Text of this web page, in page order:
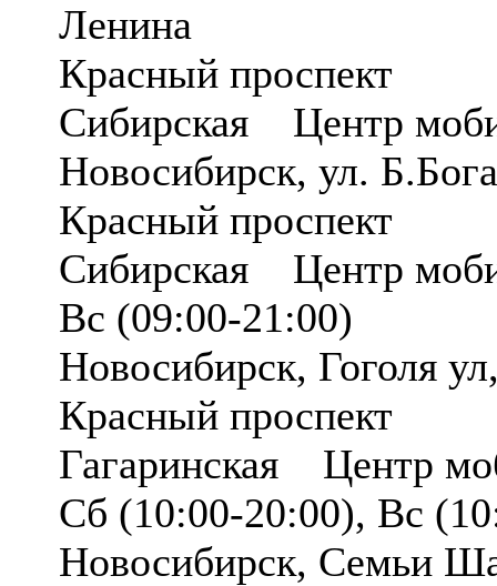
Ленина
Красный проспект
Сибирская Центр
Новосибирск, ул.
Красный проспект
Сибирская Центр
Вс (09:00-21:00)
Новосибирск, Гоголя
Красный проспект
Гагаринская Центр
Сб (10:00-20:00), Вс
Новосибирск, Семьи